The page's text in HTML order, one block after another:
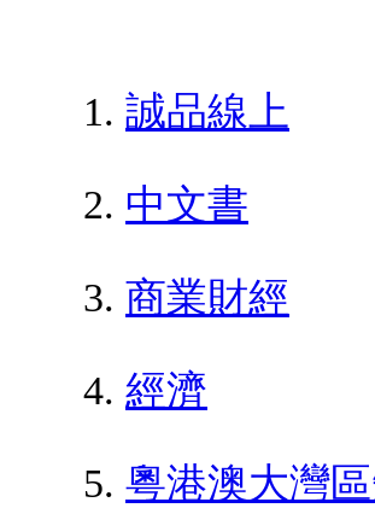
誠品線上
中文書
商業財經
經濟
粵港澳大灣